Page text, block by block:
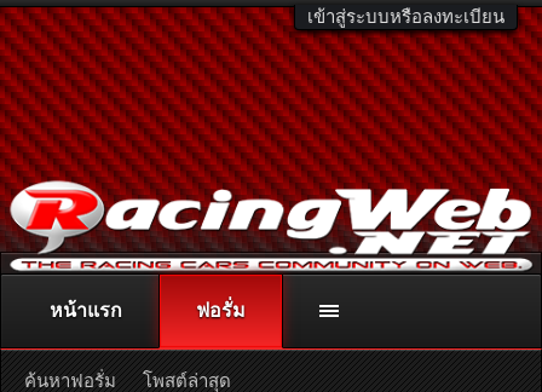
เข้าสู่ระบบหรือลงทะเบียน
ติดต่อลงโฆษณา racingweb@gmail.comหรือโทร. 081-811-1138
หรืออ่านรายละเอียดเพิ่มเติม คลิกที่นี่
หน้าแรก ฟอรั่ม
ค้นหาฟอรั่ม โพสต์ล่าสุด